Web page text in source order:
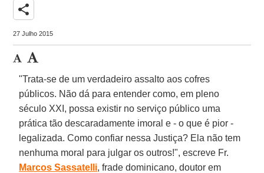
share
27 Julho 2015
"Trata-se de um verdadeiro assalto aos cofres
públicos. Não dá para entender como, em pleno
século XXI, possa existir no serviço público uma
prática tão descaradamente imoral e - o que é pior -
legalizada. Como confiar nessa Justiça? Ela não tem
nenhuma moral para julgar os outros!", escreve Fr.
Marcos Sassatelli, frade dominicano, doutor em